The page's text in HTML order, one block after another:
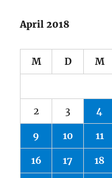
April 2018
M D M
2 3 4
9 10 11
16 17 18